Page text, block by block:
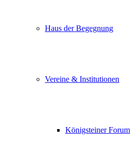
Haus der Begegnung
Vereine & Institutionen
Königsteiner Forum